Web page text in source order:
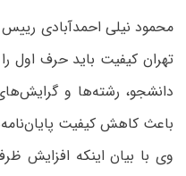
محمود نیلی احمدآبادی رییس
تهران کیفیت باید حرف اول
دانشجو، رشته‌ها و
باعث کاهش کیفیت
وی با بیان اینکه افزایش